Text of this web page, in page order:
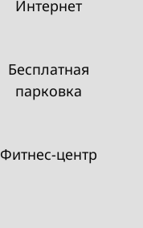
Интернет
Бесплатная
парковка
Фитнес-центр